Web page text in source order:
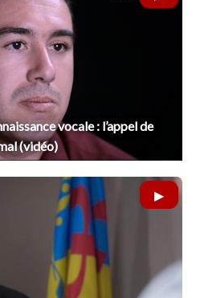
vocale : l’appel de
(vidéo)